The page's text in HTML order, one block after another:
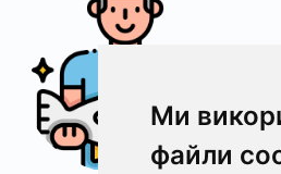
Ми
файли